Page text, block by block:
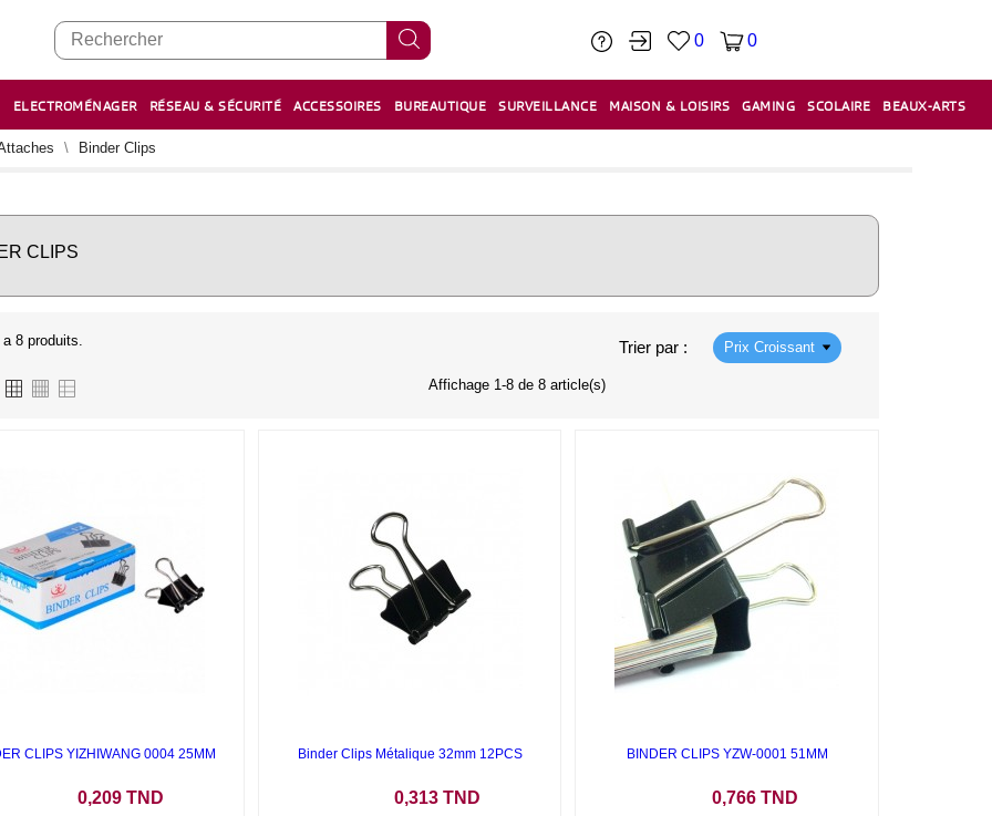
0 0
ELECTROMÉNAGER RÉSEAU & SÉCURITÉ ACCESSOIRES BUREAUTIQUE SURVEILLANCE MAISON & LOISIRS GAMING SCOLAIRE BEAUX-ARTS
Binder Clips
CLIPS
8 produits. Trier par : Prix Croissant
Affichage 1-8 de 8 article(s)
CLIPS YIZHIWANG 0004 25MM
0,209 TND
Binder Clips Métalique 32mm 12PCS
0,313 TND
BINDER CLIPS YZW-0001 51MM
0,766 TND